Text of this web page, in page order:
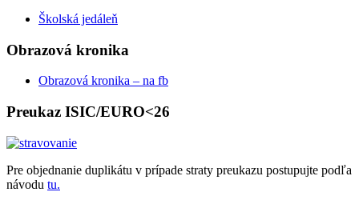
Školská jedáleň
Obrazová kronika
Obrazová kronika – na fb
Preukaz ISIC/EURO<26
Pre objednanie duplikátu v prípade straty preukazu postupujte podľa
návodu tu.